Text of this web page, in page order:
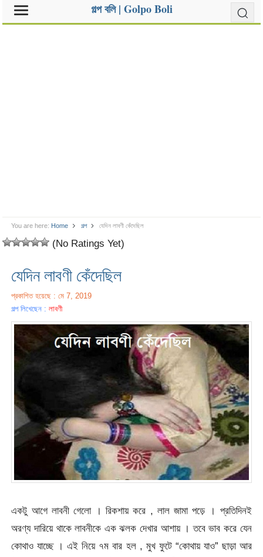
গল্প বলি | Golpo Boli
You are here: Home গল্প যেদিন লাবণী কেঁদেছিল
(No Ratings Yet)
যেদিন লাবণী কেঁদেছিল
প্রকাশিত হয়েছে : মে 7, 2019
গল্প লিখেছেন :লাবণী
একটু আগে লাবনী গেলো । রিকশায় করে , লাল জামা পড়ে । প্রতিদিনই
অরণ্য দারিয়ে থাকে লাবনীকে এক ঝলক দেখার আশায় । তবে ভাব করে যেন
কোথাও যাচ্ছে । এই নিয়ে ৭ম বার হল , মুখ ফুটে “কোথায় যাও” ছাড়া আর